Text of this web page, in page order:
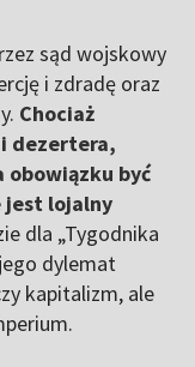
sąd wojskowy
i zdradę oraz
Chociaż
dezertera,
obowiązku być
jest lojalny
dla „Tygodnika
dylemat
kapitalizm, ale